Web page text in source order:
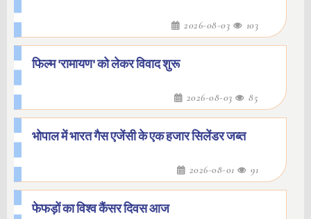
2026-08-03 103
फिल्म 'रामायण' को लेकर विवाद शुरू
2026-08-03 85
भोपाल में भारत गैस एजेंसी के एक हजार सिलेंडर जब्त
2026-08-01 91
फेफड़ों का विश्व कैंसर दिवस आज